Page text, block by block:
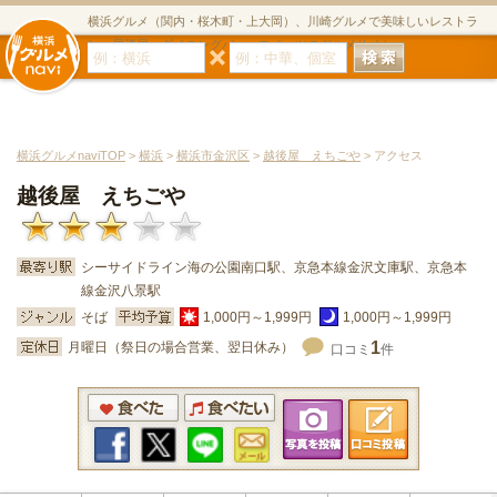
横浜グルメ（関内・桜木町・上大岡）、川崎グルメで美味しいレストラ
ン・居酒屋・ダイニングバー・スイーツのグルメサイト
横浜グルメnaviTOP > 横浜 > 横浜市金沢区 > 越後屋 えちごや > アクセス
越後屋 えちごや
シーサイドライン海の公園南口駅、京急本線金沢文庫駅、京急本
線金沢八景駅
そば
1,000円～1,999円
1,000円～1,999円
月曜日（祭日の場合営業、翌日休み）
口コミ 1件